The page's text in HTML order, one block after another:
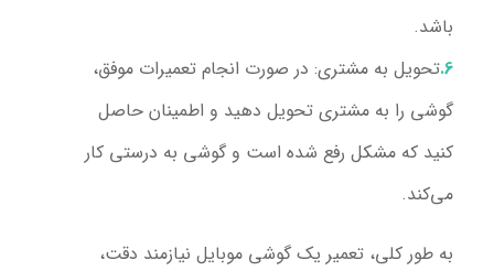
باشد.
تحویل به مشتری: در صورت انجام تعمیرات موفق،
گوشی را به مشتری تحویل دهید و اطمینان حاصل
کنید که مشکل رفع شده است و گوشی به درستی کار
می‌کند.
به طور کلی، تعمیر یک گوشی موبایل نیازمند دقت،